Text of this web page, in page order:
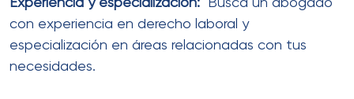
Experiencia y especialización:
Busca un abogado
con experiencia en derecho laboral y
especialización en áreas relacionadas con tus
necesidades.